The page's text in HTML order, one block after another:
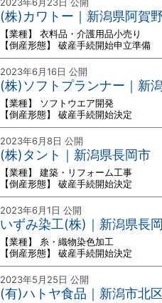
(株)カワトー｜新潟県阿賀
【業種】 衣料品・介護用品小売り
【倒産形態】 破産手続開始申立準備
2023年6月16日 公開
(株)ソフトプランナー｜新
【業種】 ソフトウエア開発
【倒産形態】 破産手続開始決定
2023年6月8日 公開
(株)タント｜新潟県長岡市
【業種】 建築・リフォーム工事
【倒産形態】 破産手続開始決定
2023年6月1日 公開
いずみ染工(株)｜新潟県長
【業種】 糸・織物染色加工
【倒産形態】 破産手続開始決定
2023年5月25日 公開
(有)ハトヤ食品｜新潟市北区